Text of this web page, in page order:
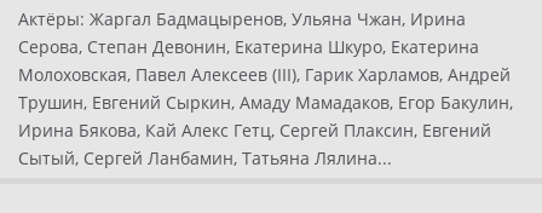
Актёры: Жаргал Бадмацыренов, Ульяна Чжан, Ирина
Серова, Степан Девонин, Екатерина Шкуро, Екатерина
Молоховская, Павел Алексеев (III), Гарик Харламов, Андрей
Трушин, Евгений Сыркин, Амаду Мамадаков, Егор Бакулин,
Ирина Бякова, Кай Алекс Гетц, Сергей Плаксин, Евгений
Сытый, Сергей Ланбамин, Татьяна Лялина...